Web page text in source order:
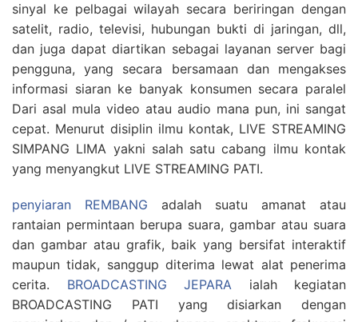
sinyal ke pelbagai wilayah secara beriringan dengan
satelit, radio, televisi, hubungan bukti di jaringan, dll,
dan juga dapat diartikan sebagai layanan server bagi
pengguna, yang secara bersamaan dan mengakses
informasi siaran ke banyak konsumen secara paralel
Dari asal mula video atau audio mana pun, ini sangat
cepat. Menurut disiplin ilmu kontak, LIVE STREAMING
SIMPANG LIMA yakni salah satu cabang ilmu kontak
yang menyangkut LIVE STREAMING PATI.
penyiaran REMBANG adalah suatu amanat atau
rantaian permintaan berupa suara, gambar atau suara
dan gambar atau grafik, baik yang bersifat interaktif
maupun tidak, sanggup diterima lewat alat penerima
cerita. BROADCASTING JEPARA ialah kegiatan
BROADCASTING PATI yang disiarkan dengan